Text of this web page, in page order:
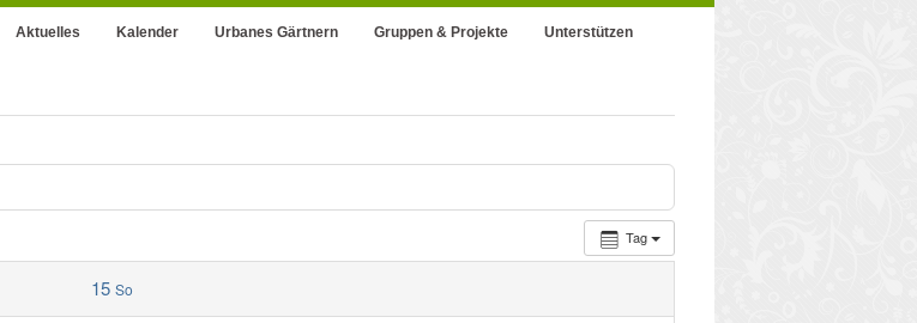
Aktuelles Kalender Urbanes Gärtnern Gruppen & Projekte Unterstützen
Tag
15 So